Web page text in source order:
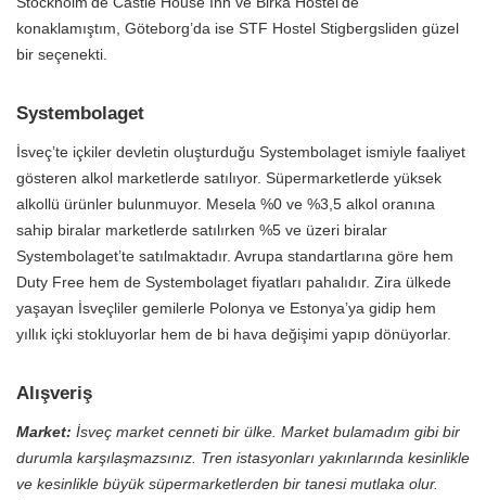
konaklamıştım, Göteborg’da ise STF Hostel Stigbergsliden güzel
bir seçenekti.
Systembolaget
İsveç’te içkiler devletin oluşturduğu Systembolaget ismiyle faaliyet
gösteren alkol marketlerde satılıyor. Süpermarketlerde yüksek
alkollü ürünler bulunmuyor. Mesela %0 ve %3,5 alkol oranına
sahip biralar marketlerde satılırken %5 ve üzeri biralar
Systembolaget’te satılmaktadır. Avrupa standartlarına göre hem
Duty Free hem de Systembolaget fiyatları pahalıdır. Zira ülkede
yaşayan İsveçliler gemilerle Polonya ve Estonya’ya gidip hem
yıllık içki stokluyorlar hem de bi hava değişimi yapıp dönüyorlar.
Alışveriş
Market: İsveç market cenneti bir ülke. Market bulamadım gibi bir
durumla karşılaşmazsınız. Tren istasyonları yakınlarında kesinlikle
ve kesinlikle büyük süpermarketlerden bir tanesi mutlaka olur.